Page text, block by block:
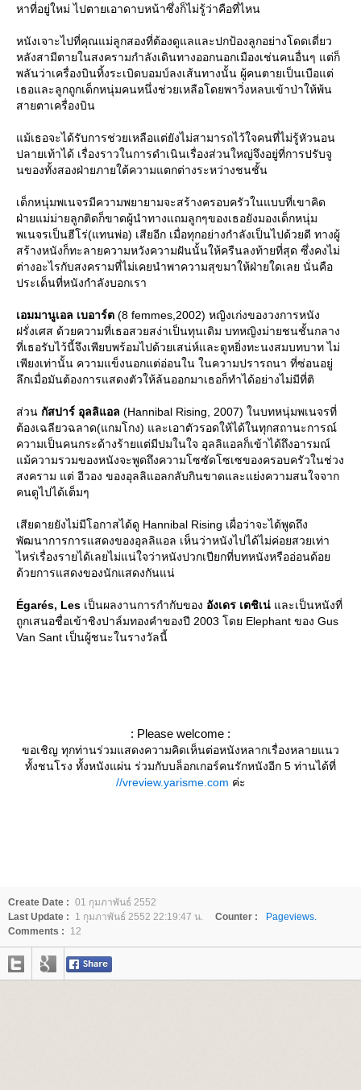
หาที่อยู่ใหม่ ไปตายเอาดาบหน้าซึ่งก็ไม่รู้ว่าคือที่ไหน
หนังเจาะไปที่คุณแม่ลูกสองที่ต้องดูแลและปกป้องลูกอย่างโดดเดี่ยว
หลังสามีตายในสงครามกำลังเดินทางออกนอกเมืองเช่นคนอื่นๆ แต่ก็
พลันว่าเครื่องบินทิ้งระเบิดบอมบ์ลงเส้นทางนั้น ผู้คนตายเป็นเบือแต่
เธอและลูกถูกเด็กหนุ่มคนหนึ่งช่วยเหลือโดยพาวิ่งหลบเข้าป่าให้พ้น
สายตาเครื่องบิน
ม้เธอจะได้รับการช่วยเหลือแต่ยังไม่สามารถไว้ใจคนที่ไม่รู้หัวนอน
ปลายเท้าได้ เรื่องราวในการดำเนินเรื่องส่วนใหญ่จึงอยู่ที่การปรับจู
นของทั้งสองฝ่ายภายใต้ความแตกต่างระหว่างชนชั้น
เด็กหนุ่มพเนจรมีความพยายามจะสร้างครอบครัวในแบบที่เขาคิด
ฝ่ายแม่ม่ายลูกติดก็ขาดผู้นำทางแถมลูกๆของเธอยังมองเด็กหนุ่ม
พเนจรเป็นฮีโร่(แทนพ่อ) เสียอีก เมื่อทุกอย่างกำลังเป็นไปด้วยดี ทางผู้
สร้างหนังก็ทะลายความหวังความฝันนั้นให้ครืนลงท้ายที่สุด ซึ่งคงไม่
ต่างอะไรกับสงครามที่ไม่เคยนำพาความสุขมาให้ฝ่ายใดเลย นั่นคือ
ประเด็นที่หนังกำลังบอกเรา
เอมมานูเอล เบอาร์ต (8 femmes,2002) หญิงเก่งของวงการหนัง
ฝรั่งเศส ด้วยความที่เธอสวยสง่าเป็นทุนเดิม บทหญิงม่ายชนชั้นกลาง
ที่เธอรับไว้นี้จึงเพียบพร้อมไปด้วยเสน่ห์และดูหยิ่งทะนงสมบทบาท ไม่
เพียงเท่านั้น ความแข็งนอกแต่อ่อนใน ในความปรารถนา ที่ซ่อนอยู่
ลึกเมื่อมันต้องการแสดงตัวให้ล้นออกมาเธอก็ทำได้อย่างไม่มีที่ติ
ส่วน กัสปาร์ อุลลิแอล (Hannibal Rising, 2007) ในบทหนุ่มพเนจรที่
ต้องเฉลียวฉลาด(แกมโกง) และเอาตัวรอดให้ได้ในทุกสถานะการณ์
ความเป็นคนกระด้างร้ายแต่มีปมในใจ อุลลิแอลก็เข้าได้ถึงอารมณ์
ม้ความรวมของหนังจะพูดถึงความโซซัดโซเซของครอบครัวในช่วง
สงคราม แต่ อีวอง ของอุลลิแอลกลับกินขาดและแย่งความสนใจจาก
คนดูไปได้เต็มๆ
เสียดายยังไม่มีโอกาสได้ดู Hannibal Rising เผื่อว่าจะได้พูดถึง
พัฒนาการการแสดงของอุลลิแอล เห็นว่าหนังไปได้ไม่ค่อยสวยเท่า
ไหร่เรื่องรายได้เลยไม่แน่ใจว่าหนังปวกเปียกที่บทหนังหรืออ่อนด้อ
ด้วยการแสดงของนักแสดงกันแน่
Égarés, Les เป็นผลงานการกำกับของ อังเดร เตชิเน่ ละเป็นหนังที่
ถูกเสนอชื่อเข้าชิงปาล์มทองคำของปี 2003 โดย Elephant ของ Gus
Van Sant เป็นผู้ชนะในรางวัลนี้
: Please welcome :
ขอเชิญ ทุกท่านร่วมแสดงความคิดเห็นต่อหนังหลากเรื่องหลายแนว
ทั้งชนโรง ทั้งหนังแผ่น ร่วมกับบล็อกเกอร์คนรักหนังอีก 5 ท่านได้ที่
//vreview.yarisme.com ค่ะ
Create Date : 01 กุมภาพันธ์ 2552
Last Update :
1 กุมภาพันธ์ 2552 22:19:47 น. Counter :
Pageviews.
Comments :
12